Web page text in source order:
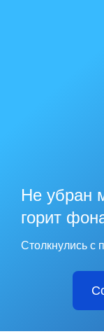
Не убран
горит
Столкнулись с